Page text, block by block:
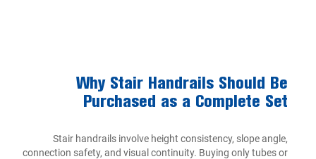
Why Stair Handrails Should Be
Purchased as a Complete Set
Stair handrails involve height consistency, slope angle,
connection safety, and visual continuity. Buying only tubes or